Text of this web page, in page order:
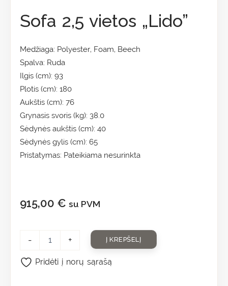
Sofa 2,5 vietos „Lido”
Medžiaga: Polyester, Foam, Beech
Spalva: Ruda
Ilgis (cm): 93
Plotis (cm): 180
Aukštis (cm): 76
Grynasis svoris (kg): 38.0
Sėdynės aukštis (cm): 40
Sėdynės gylis (cm): 65
Pristatymas: Pateikiama nesurinkta
915,00 € su PVM
- + Į KREPŠELĮ
Pridėti į norų sąrašą